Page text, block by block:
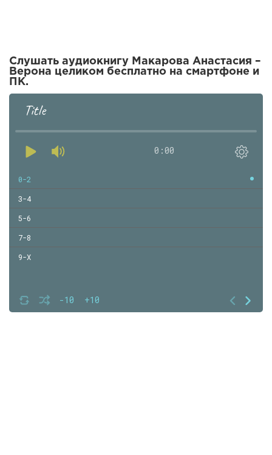
Слушать аудиокнигу Макарова Анастасия –
Верона целиком бесплатно на смартфоне и
ПК.
Title
0:00
-10 +10
0-2
3-4
5-6
7-8
9-Х